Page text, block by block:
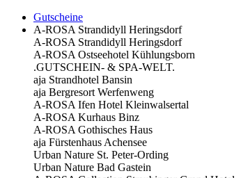
Gutscheine
A-ROSA Strandidyll Heringsdorf
A-ROSA Strandidyll Heringsdorf
A-ROSA Ostseehotel Kühlungsborn
.GUTSCHEIN- & SPA-WELT.
aja Strandhotel Bansin
aja Bergresort Werfenweng
A-ROSA Ifen Hotel Kleinwalsertal
A-ROSA Kurhaus Binz
A-ROSA Gothisches Haus
aja Fürstenhaus Achensee
Urban Nature St. Peter-Ording
Urban Nature Bad Gastein